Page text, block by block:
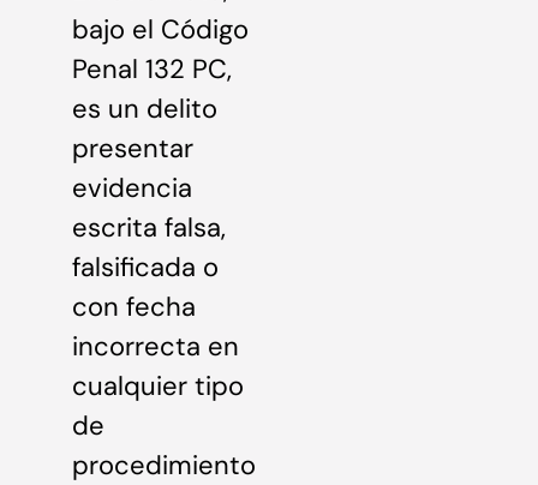
bajo el Código
Penal 132 PC,
es un delito
presentar
evidencia
escrita falsa,
falsificada o
con fecha
incorrecta en
cualquier tipo
de
procedimiento